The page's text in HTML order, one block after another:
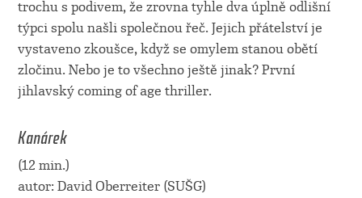
trochu s podivem, že zrovna tyhle dva úplně odlišní
týpci spolu našli společnou řeč. Jejich přátelství je
vystaveno zkoušce, když se omylem stanou obětí
zločinu. Nebo je to všechno ještě jinak? První
jihlavský coming of age thriller.
Kanárek
(12 min.)
autor: David Oberreiter (SUŠG)